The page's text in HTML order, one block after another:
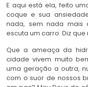
E aqui está ela, feito
coque e sua
nada, sem nada mais
escuta um carro. Diz
Que a ameaça da
cidade vivem muito
uma geração a outra,
com o suor de nossos